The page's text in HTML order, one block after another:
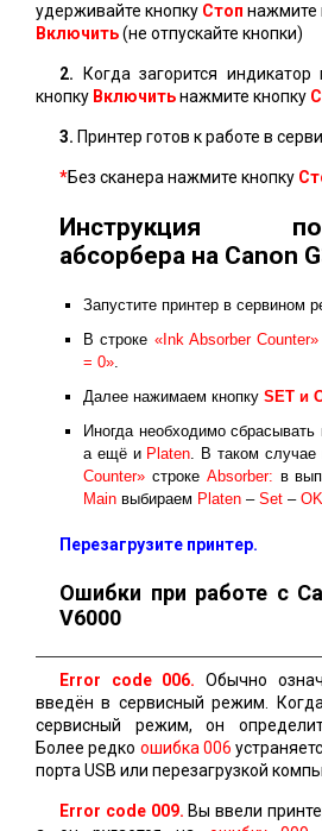
удерживайте кнопку Стоп нажмите
Включить(не отпускайте кнопки)
2. Когда загорится индикатор
кнопку Включитьнажмите кнопку
3. Принтер готов к работе в
*Без сканера нажмите кнопку
Инструкция
абсорбера на Canon
Запустите принтер в сервином
В строке «Ink Absorber Counter»
= 0».
Далее нажимаем кнопку SET и
Иногда необходимо сбрасывать
а ещё и Platen. В таком
Counter» строке Absorber: в
Main выбираем Platen – Set – OK
Перезагрузите принтер.
Ошибки при работе с
V6000
Error code 006. Обычно
введён в сервисный режим.
сервисный режим, он
Более редко ошибка 006
порта USB или перезагрузкой
Error code 009. Вы ввели